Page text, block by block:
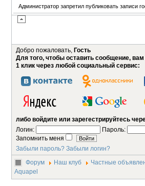
Администратор запретил публиковать записи
Добро пожаловать, Гость
Для того, чтобы оставить сообщение,
1 клик через любой социальный сервис:
либо войдите или зарегестрируйтесь
Логин:
Пароль:
Запомнить меня
Забыли пароль? Забыли логин?
Форум
Наш клуб Частные
Aquapel